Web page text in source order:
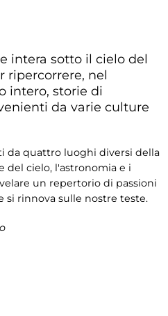
intera sotto il cielo del
ripercorrere, nel
intero, storie di
da varie culture
da quattro luoghi diversi della
del cielo, l'astronomia e i
un repertorio di passioni
si rinnova sulle nostre teste.